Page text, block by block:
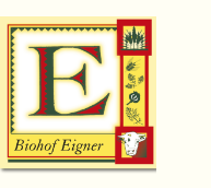
Skip
to
main
content